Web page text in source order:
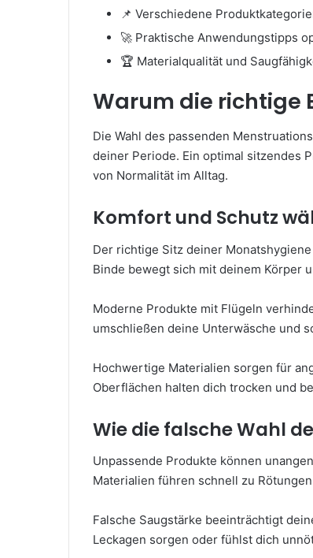
📌 Verschiedene
🚀 Praktische Anwendungstipps
🏆 Materialqualität und
Warum die richtige
Die Wahl des passenden
deiner Periode. Ein optimal sitzendes
von Normalität im Alltag.
Komfort und Schutz
Der richtige Sitz deiner
Binde bewegt sich mit deinem Körper
Moderne Produkte mit Flügeln
umschließen deine Unterwäsche und
Hochwertige Materialien sorgen für
Oberflächen halten dich trocken und
Wie die falsche Wahl
Unpassende Produkte können
Materialien führen schnell zu
Falsche Saugstärke beeinträchtigt
Leckagen sorgen oder fühlst dich